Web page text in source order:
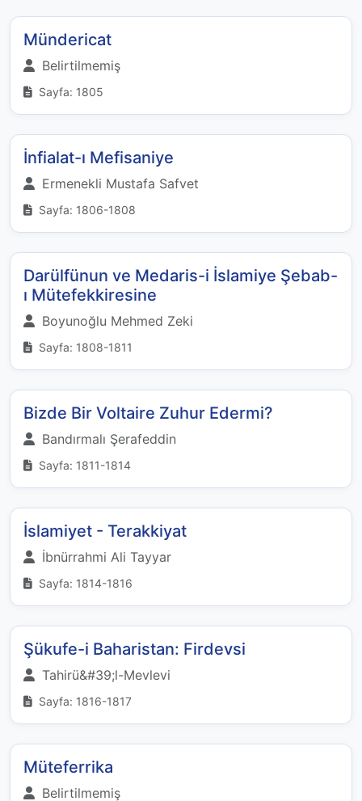
Mündericat
Belirtilmemiş
Sayfa: 1805
İnfialat-ı Mefisaniye
Ermenekli Mustafa Safvet
Sayfa: 1806-1808
Darülfünun ve Medaris-i İslamiye Şebab-
ı Mütefekkiresine
Boyunoğlu Mehmed Zeki
Sayfa: 1808-1811
Bizde Bir Voltaire Zuhur Edermi?
Bandırmalı Şerafeddin
Sayfa: 1811-1814
İslamiyet - Terakkiyat
İbnürrahmi Ali Tayyar
Sayfa: 1814-1816
Şükufe-i Baharistan: Firdevsi
Tahirü&#39;l-Mevlevi
Sayfa: 1816-1817
Müteferrika
Belirtilmemiş